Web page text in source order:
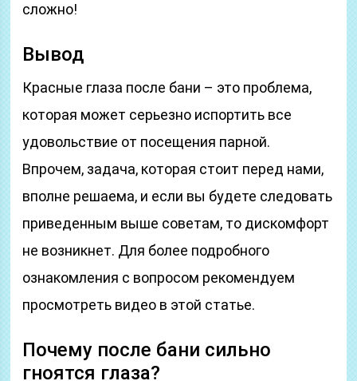
сложно!
Вывод
Красные глаза после бани – это проблема,
которая может серьезно испортить все
удовольствие от посещения парной.
Впрочем, задача, которая стоит перед нами,
вполне решаема, и если вы будете следовать
приведенным выше советам, то дискомфорт
не возникнет. Для более подробного
ознакомления с вопросом рекомендуем
просмотреть видео в этой статье.
Почему после бани сильно
гноятся глаза?